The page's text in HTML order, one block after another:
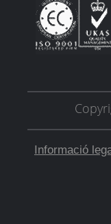
Informació